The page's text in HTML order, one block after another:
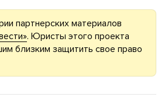
партнерских материалов
. Юристы этого проекта
близким защитить свое право